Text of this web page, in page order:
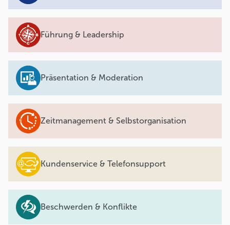
Führung & Leadership
Präsentation & Moderation
Zeitmanagement & Selbstorganisation
Kundenservice & Telefonsupport
Beschwerden & Konflikte